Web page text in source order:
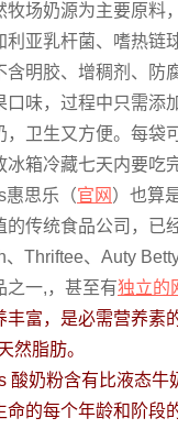
牧场奶源为主要原料
利亚乳杆菌、嗜热链
含明胶、增稠剂、防
口味，过程中只需添
，卫生又方便。每袋
冰箱冷藏七天内要吃完
惠思乐（官网 ）也算
的传统食品公司，已
、Thriftee、Auty
之一,，甚至有独立的
丰富，是必需营养素
然脂肪。
酸奶粉含有比液态牛
命的每个年龄和阶段